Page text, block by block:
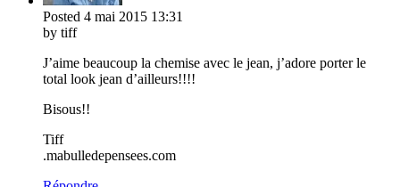
Posted 4 mai 2015 13:31
by tiff
J’aime beaucoup la chemise avec le jean, j’adore porter le
total look jean d’ailleurs!!!!
Bisous!!
Tiff
.mabulledepensees.com